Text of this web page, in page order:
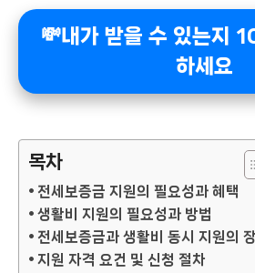
💸내가 받을 수 있는지
하세요
목차
전세보증금 지원의 필요성과 혜택
생활비 지원의 필요성과 방법
전세보증금과 생활비 동시 지원의
지원 자격 요건 및 신청 절차